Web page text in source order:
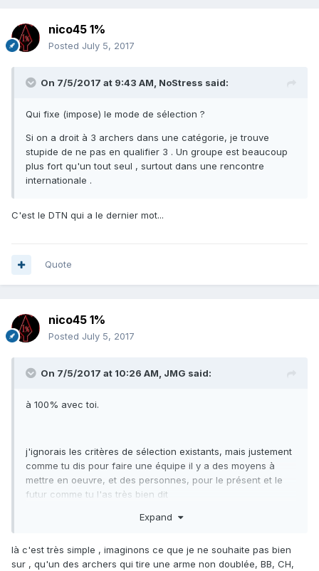
sont prises à la tête de la fédération.
nico45 1%
Posted July 5, 2017
On 7/5/2017 at 9:43 AM, NoStress said:
Qui fixe (impose) le mode de sélection ?
Si on a droit à 3 archers dans une catégorie, je trouve
stupide de ne pas en qualifier 3 . Un groupe est beaucoup
plus fort qu'un tout seul , surtout dans une rencontre
internationale .
C'est le DTN qui a le dernier mot...
Quote
nico45 1%
Posted July 5, 2017
On 7/5/2017 at 10:26 AM, JMG said:
à 100% avec toi.
j'ignorais les critères de sélection existants, mais justement
comme tu dis pour faire une équipe il y a des moyens à
mettre en oeuvre, et des personnes, pour le présent et le
futur comme tu l'as très bien dit
Expand
là c'est très simple , imaginons ce que je ne souhaite pas bien
sur , qu'un des archers qui tire une arme non doublée, BB, CH,